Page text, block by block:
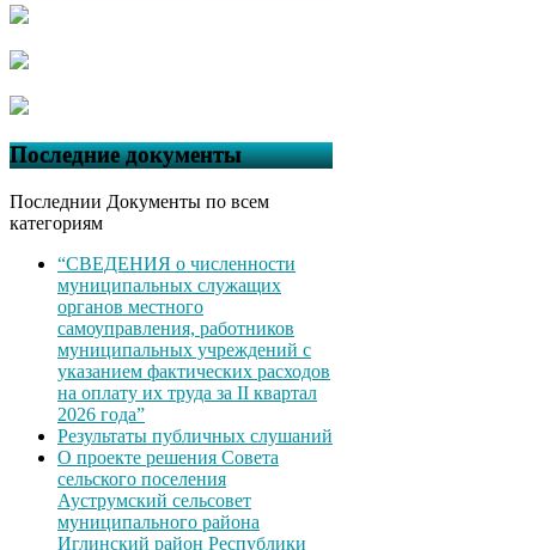
Последние документы
Последнии Документы по всем
категориям
“СВЕДЕНИЯ о численности
муниципальных служащих
органов местного
самоуправления, работников
муниципальных учреждений с
указанием фактических расходов
на оплату их труда за II квартал
2026 года”
Результаты публичных слушаний
О проекте решения Совета
сельского поселения
Ауструмский сельсовет
муниципального района
Иглинский район Республики